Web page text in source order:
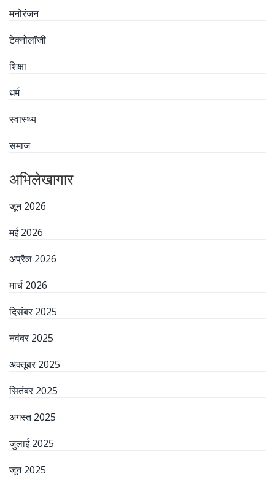
मनोरंजन
टेक्नोलॉजी
शिक्षा
धर्म
स्वास्थ्य
समाज
अभिलेखागार
जून 2026
मई 2026
अप्रैल 2026
मार्च 2026
दिसंबर 2025
नवंबर 2025
अक्तूबर 2025
सितंबर 2025
अगस्त 2025
जुलाई 2025
जून 2025